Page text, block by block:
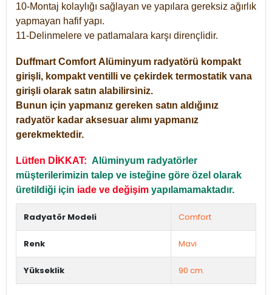
10-Montaj kolaylığı sağlayan ve yapılara gereksiz ağırlık
yapmayan hafif yapı.
11-Delinmelere ve patlamalara karşı dirençlidir.
Duffmart Comfort Alüminyum radyatörü kompakt
girişli, kompakt ventilli ve çekirdek termostatik vana
girişli olarak satın alabilirsiniz.
Bunun için yapmanız gereken satın aldığınız
radyatör kadar aksesuar alımı yapmanız
gerekmektedir.
Lütfen DİKKAT: Alüminyum radyatörler
müşterilerimizin talep ve isteğine göre özel olarak
üretildiği için iade ve değişim yapılamamaktadır.
Radyatör Modeli Comfort
Renk Mavi
Yükseklik 90 cm.